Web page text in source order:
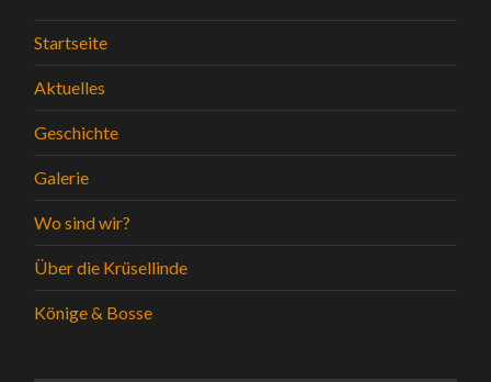
Startseite
Aktuelles
Geschichte
Galerie
Wo sind wir?
Über die Krüsellinde
Könige & Bosse